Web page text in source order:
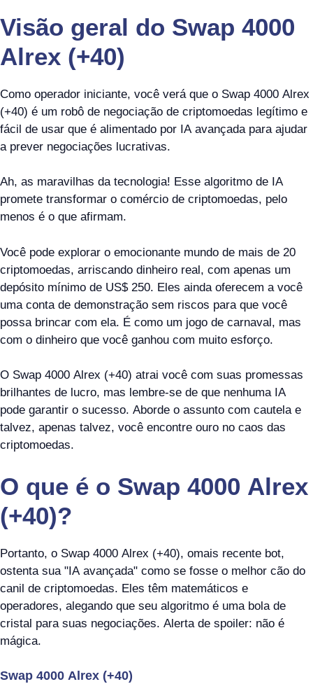
Visão geral do Swap 4000
Alrex (+40)
Como operador iniciante, você verá que o Swap 4000 Alrex
(+40) é um robô de negociação de criptomoedas legítimo e
fácil de usar que é alimentado por IA avançada para ajudar
a prever negociações lucrativas.
Ah, as maravilhas da tecnologia! Esse algoritmo de IA
promete transformar o comércio de criptomoedas, pelo
menos é o que afirmam.
Você pode explorar o emocionante mundo de mais de 20
criptomoedas, arriscando dinheiro real, com apenas um
depósito mínimo de US$ 250. Eles ainda oferecem a você
uma conta de demonstração sem riscos para que você
possa brincar com ela. É como um jogo de carnaval, mas
com o dinheiro que você ganhou com muito esforço.
O Swap 4000 Alrex (+40) atrai você com suas promessas
brilhantes de lucro, mas lembre-se de que nenhuma IA
pode garantir o sucesso. Aborde o assunto com cautela e
talvez, apenas talvez, você encontre ouro no caos das
criptomoedas.
O que é o Swap 4000 Alrex
(+40)?
Portanto, o Swap 4000 Alrex (+40), omais recente bot,
ostenta sua "IA avançada" como se fosse o melhor cão do
canil de criptomoedas. Eles têm matemáticos e
operadores, alegando que seu algoritmo é uma bola de
cristal para suas negociações. Alerta de spoiler: não é
mágica.
Swap 4000 Alrex (+40)